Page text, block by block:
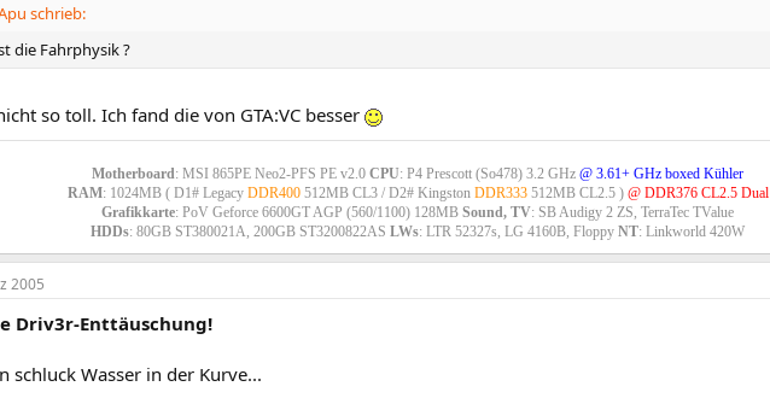
schrieb:
die Fahrphysik ?
so toll. Ich fand die von GTA:VC besser
Motherboard: MSI 865PE Neo2-PFS PE v2.0 CPU: P4 Prescott (So478) 3.2 GHz @ 3.61+ GHz boxed Kühler
RAM: 1024MB ( D1# Legacy DDR400512MB CL3 / D2# Kingston DDR333512MB CL2.5 ) @ DDR376 CL2.5 Dual
Grafikkarte: PoV Geforce 6600GT AGP (560/1100) 128MB Sound, TV: SB Audigy 2 ZS, TerraTec TValue
HDDs: 80GB ST380021A, 200GB ST3200822AS LWs: LTR 52327s, LG 4160B, Floppy NT: Linkworld 420W​
2005
Driv3r-Enttäuschung!
schluck Wasser in der Kurve...